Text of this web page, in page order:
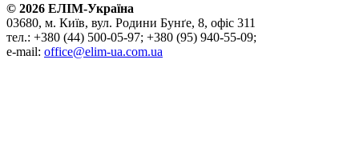
© 2026 ЕЛІМ-Україна
03680, м. Київ, вул. Родини Бунґе, 8, офіс 311
тел.: +380 (44) 500-05-97; +380 (95) 940-55-09;
e-mail: office@elim-ua.com.ua